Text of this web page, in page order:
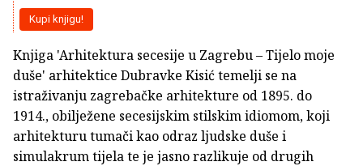
Kupi knjigu!
Knjiga 'Arhitektura secesije u Zagrebu – Tijelo moje
duše' arhitektice Dubravke Kisić temelji se na
istraživanju zagrebačke arhitekture od 1895. do
1914., obilježene secesijskim stilskim idiomom, koji
arhitekturu tumači kao odraz ljudske duše i
simulakrum tijela te je jasno razlikuje od drugih